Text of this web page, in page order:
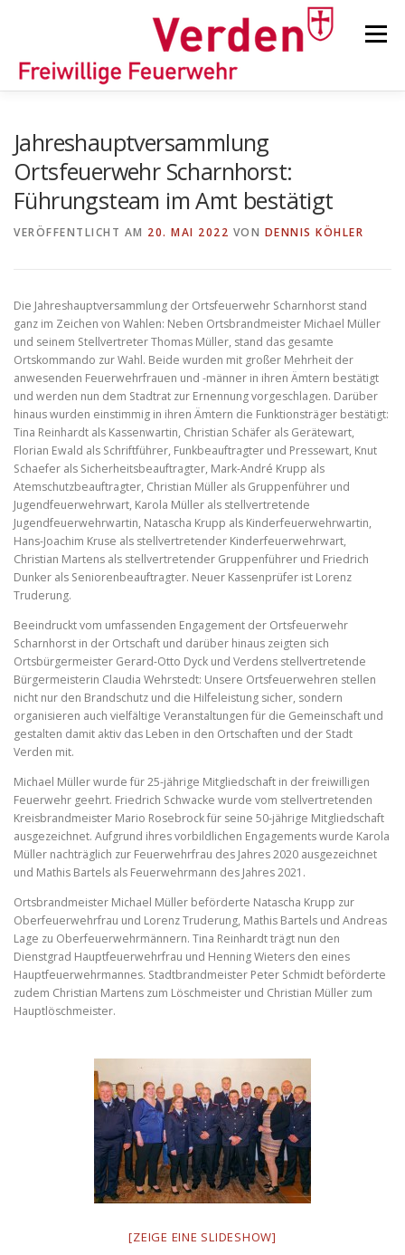
Menü
ORTSFEUERWEHREN
TIPPS/TRICKS
Jahreshauptversammlung
Ortsfeuerwehr Scharnhorst:
Führungsteam im Amt bestätigt
VERÖFFENTLICHT AM 20. MAI 2022 VON DENNIS KÖHLER
Die Jahreshauptversammlung der Ortsfeuerwehr Scharnhorst stand
ganz im Zeichen von Wahlen: Neben Ortsbrandmeister Michael Müller
und seinem Stellvertreter Thomas Müller, stand das gesamte
Ortskommando zur Wahl. Beide wurden mit großer Mehrheit der
anwesenden Feuerwehrfrauen und -männer in ihren Ämtern bestätigt
und werden nun dem Stadtrat zur Ernennung vorgeschlagen. Darüber
hinaus wurden einstimmig in ihren Ämtern die Funktionsträger bestätigt:
Tina Reinhardt als Kassenwartin, Christian Schäfer als Gerätewart,
Florian Ewald als Schriftführer, Funkbeauftragter und Pressewart, Knut
Schaefer als Sicherheitsbeauftragter, Mark-André Krupp als
Atemschutzbeauftragter, Christian Müller als Gruppenführer und
Jugendfeuerwehrwart, Karola Müller als stellvertretende
Jugendfeuerwehrwartin, Natascha Krupp als Kinderfeuerwehrwartin,
Hans-Joachim Kruse als stellvertretender Kinderfeuerwehrwart,
Christian Martens als stellvertretender Gruppenführer und Friedrich
Dunker als Seniorenbeauftragter. Neuer Kassenprüfer ist Lorenz
Truderung.
Beeindruckt vom umfassenden Engagement der Ortsfeuerwehr
Scharnhorst in der Ortschaft und darüber hinaus zeigten sich
Ortsbürgermeister Gerard-Otto Dyck und Verdens stellvertretende
Bürgermeisterin Claudia Wehrstedt: Unsere Ortsfeuerwehren stellen
nicht nur den Brandschutz und die Hilfeleistung sicher, sondern
organisieren auch vielfältige Veranstaltungen für die Gemeinschaft und
gestalten damit aktiv das Leben in den Ortschaften und der Stadt
Verden mit.
Michael Müller wurde für 25-jährige Mitgliedschaft in der freiwilligen
Feuerwehr geehrt. Friedrich Schwacke wurde vom stellvertretenden
Kreisbrandmeister Mario Rosebrock für seine 50-jährige Mitgliedschaft
ausgezeichnet. Aufgrund ihres vorbildlichen Engagements wurde Karola
Müller nachträglich zur Feuerwehrfrau des Jahres 2020 ausgezeichnet
und Mathis Bartels als Feuerwehrmann des Jahres 2021.
Ortsbrandmeister Michael Müller beförderte Natascha Krupp zur
Oberfeuerwehrfrau und Lorenz Truderung, Mathis Bartels und Andreas
Lage zu Oberfeuerwehrmännern. Tina Reinhardt trägt nun den
Dienstgrad Hauptfeuerwehrfrau und Henning Wieters den eines
Hauptfeuerwehrmannes. Stadtbrandmeister Peter Schmidt beförderte
zudem Christian Martens zum Löschmeister und Christian Müller zum
Hauptlöschmeister.
[ZEIGE EINE SLIDESHOW]